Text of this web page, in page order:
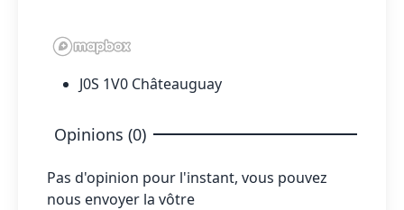
J0S 1V0 Châteauguay
Opinions (0)
Pas d'opinion pour l'instant, vous pouvez
nous envoyer la vôtre